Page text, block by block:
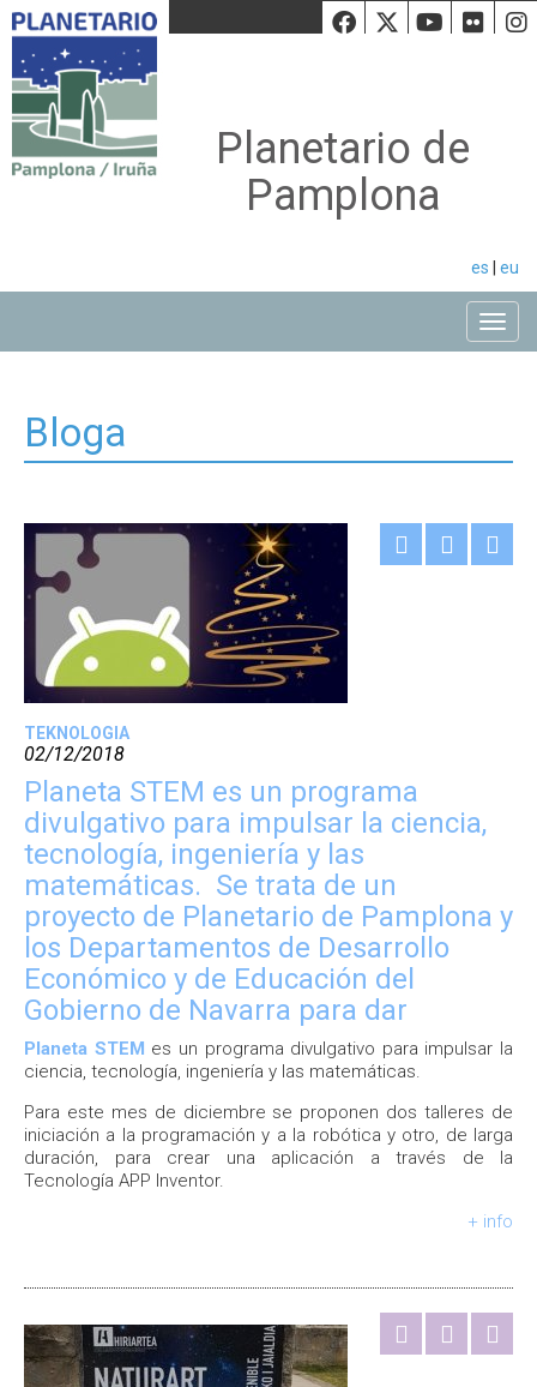
Facebook
Twiiter
Planetario de
Pamplona
es eu
Bloga
TEKNOLOGIA
02/12/2018
Planeta STEM es un programa
divulgativo para impulsar la ciencia,
tecnología, ingeniería y las
matemáticas. Se trata de un
proyecto de Planetario de Pamplona y
los Departamentos de Desarrollo
Económico y de Educación del
Gobierno de Navarra para dar
Planeta STEM es un programa divulgativo para impulsar la
ciencia, tecnología, ingeniería y las matemáticas.
Para este mes de diciembre se proponen dos talleres de
iniciación a la programación y a la robótica y otro, de larga
duración, para crear una aplicación a través de la
Tecnología APP Inventor.
+ info